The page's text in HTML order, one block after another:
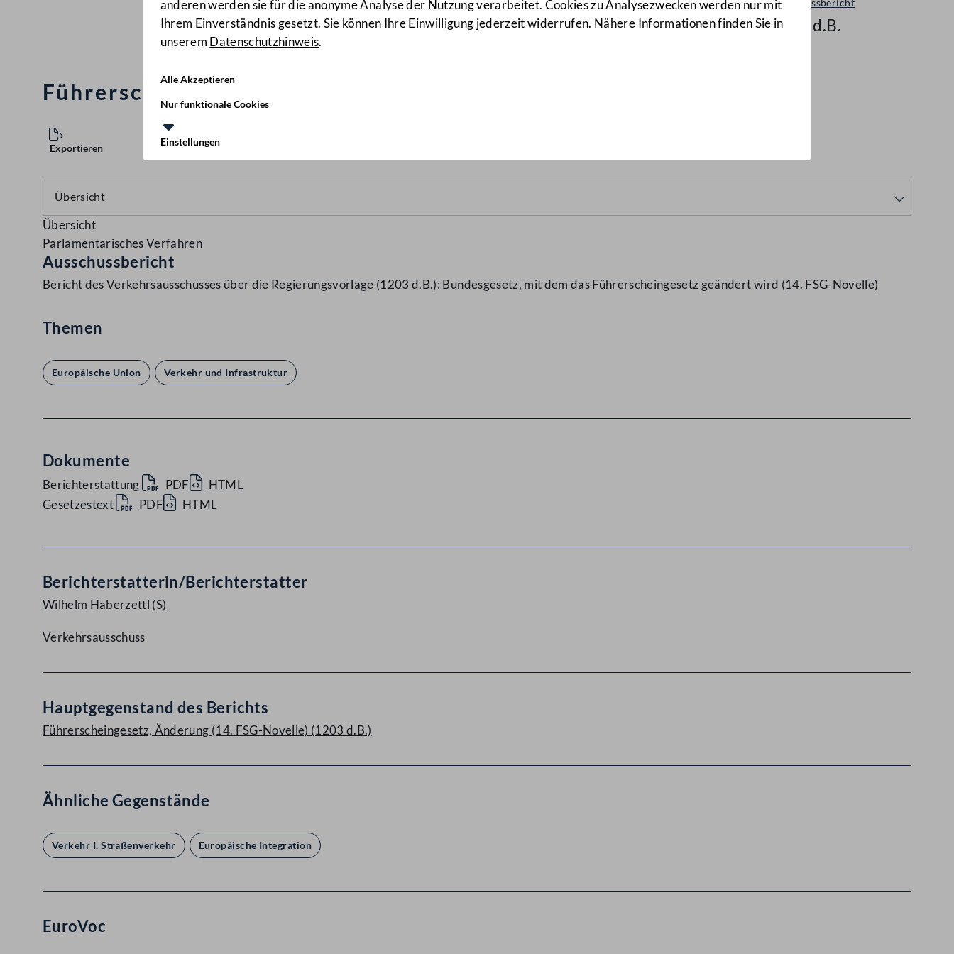
anderen werden sie für die anonyme Analyse der Nutzung verarbeitet. Cookies zu Analysezwecken werden nur mit
Ihrem Einverständnis gesetzt. Sie können Ihre Einwilligung jederzeit widerrufen. Nähere Informationen finden Sie in
unserem Datenschutzhinweis.
Alle Akzeptieren
Nur funktionale Cookies
Einstellungen
Ausschussbericht
1304 d.B.
Führerscheingesetz
Exportieren
Übersicht
Parlamentarisches Verfahren
Ausschussbericht
Bericht des Verkehrsausschusses über die Regierungsvorlage (1203 d.B.): Bundesgesetz, mit dem das Führerscheingesetz geändert wird (14. FSG-Novelle)
Themen
Europäische Union Verkehr und Infrastruktur
Dokumente
Berichterstattung PDF
HTML
Gesetzestext
PDF HTML
Berichterstatterin/Berichterstatter
Wilhelm Haberzettl (S)
Verkehrsausschuss
Hauptgegenstand des Berichts
Führerscheingesetz, Änderung (14. FSG-Novelle) (1203 d.B.)
Ähnliche Gegenstände
Verkehr I. Straßenverkehr Europäische Integration
EuroVoc